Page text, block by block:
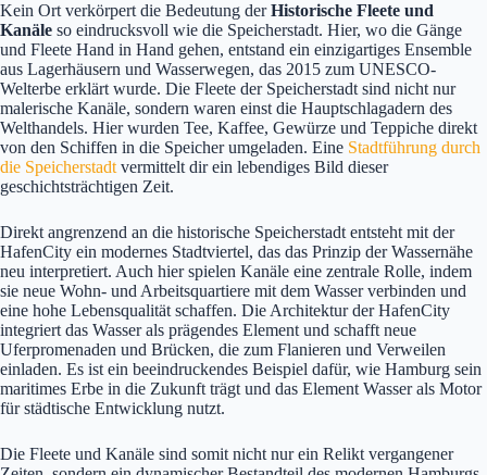
Kein Ort verkörpert die Bedeutung derHistorische Fleete und
Kanäle so eindrucksvoll wie die Speicherstadt. Hier, wo die Gänge
und Fleete Hand in Hand gehen, entstand ein einzigartiges Ensemble
aus Lagerhäusern und Wasserwegen, das 2015 zum UNESCO-
Welterbe erklärt wurde. Die Fleete der Speicherstadt sind nicht nur
malerische Kanäle, sondern waren einst die Hauptschlagadern des
Welthandels. Hier wurden Tee, Kaffee, Gewürze und Teppiche direkt
von den Schiffen in die Speicher umgeladen. Eine Stadtführung durch
die Speicherstadt vermittelt dir ein lebendiges Bild dieser
geschichtsträchtigen Zeit.
Direkt angrenzend an die historische Speicherstadt entsteht mit der
HafenCity ein modernes Stadtviertel, das das Prinzip der Wassernähe
neu interpretiert. Auch hier spielen Kanäle eine zentrale Rolle, indem
sie neue Wohn- und Arbeitsquartiere mit dem Wasser verbinden und
eine hohe Lebensqualität schaffen. Die Architektur der HafenCity
integriert das Wasser als prägendes Element und schafft neue
Uferpromenaden und Brücken, die zum Flanieren und Verweilen
einladen. Es ist ein beeindruckendes Beispiel dafür, wie Hamburg sein
maritimes Erbe in die Zukunft trägt und das Element Wasser als Motor
für städtische Entwicklung nutzt.
Die Fleete und Kanäle sind somit nicht nur ein Relikt vergangener